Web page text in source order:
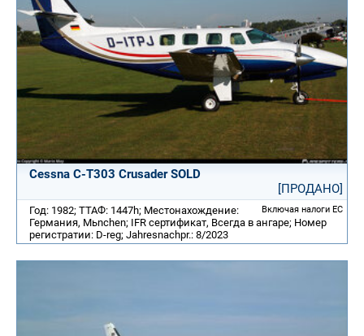
Cessna C-T303 Crusader SOLD
[ПРОДАНО]
Включая налоги ЕС
Год: 1982; ТТАФ: 1447h; Местонахождение:
Германия, Mьnchen; IFR сертификат, Всегда в ангаре; Номер
регистратии: D-reg; Jahresnachpr.: 8/2023